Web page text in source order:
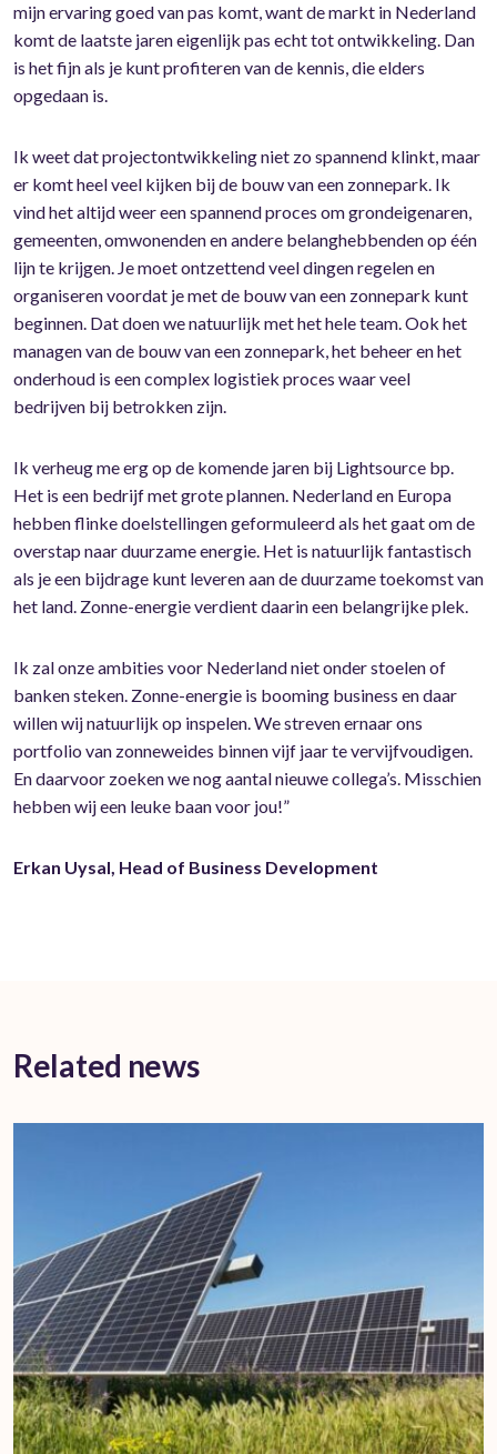
mijn ervaring goed van pas komt, want de markt in Nederland
komt de laatste jaren eigenlijk pas echt tot ontwikkeling. Dan
is het fijn als je kunt profiteren van de kennis, die elders
opgedaan is.
Ik weet dat projectontwikkeling niet zo spannend klinkt, maar
er komt heel veel kijken bij de bouw van een zonnepark. Ik
vind het altijd weer een spannend proces om grondeigenaren,
gemeenten, omwonenden en andere belanghebbenden op één
lijn te krijgen. Je moet ontzettend veel dingen regelen en
organiseren voordat je met de bouw van een zonnepark kunt
beginnen. Dat doen we natuurlijk met het hele team. Ook het
managen van de bouw van een zonnepark, het beheer en het
onderhoud is een complex logistiek proces waar veel
bedrijven bij betrokken zijn.
Ik verheug me erg op de komende jaren bij Lightsource bp.
Het is een bedrijf met grote plannen. Nederland en Europa
hebben flinke doelstellingen geformuleerd als het gaat om de
overstap naar duurzame energie. Het is natuurlijk fantastisch
als je een bijdrage kunt leveren aan de duurzame toekomst van
het land. Zonne-energie verdient daarin een belangrijke plek.
Ik zal onze ambities voor Nederland niet onder stoelen of
banken steken. Zonne-energie is booming business en daar
willen wij natuurlijk op inspelen. We streven ernaar ons
portfolio van zonneweides binnen vijf jaar te vervijfvoudigen.
En daarvoor zoeken we nog aantal nieuwe collega’s. Misschien
hebben wij een leuke baan voor jou!”
Erkan Uysal, Head of Business Development
Related news